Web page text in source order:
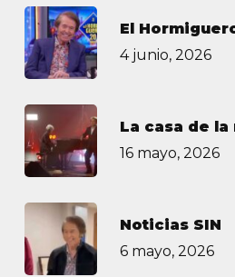
El
4 junio, 2026
La casa de la
16 mayo, 2026
Noticias SIN
6 mayo, 2026